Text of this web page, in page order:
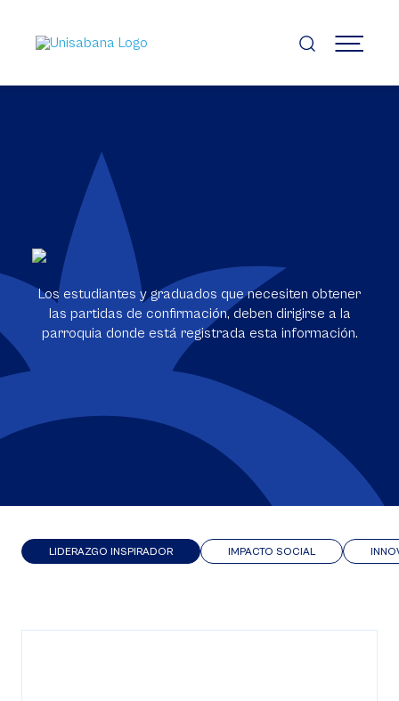
contenido
principal
MENÚ
Los estudiantes y graduados que necesiten obtener
las partidas de confirmación, deben dirigirse a la
parroquia donde está registrada esta información.
IMPACTO SOCIAL
LIDERAZGO INSPIRADOR